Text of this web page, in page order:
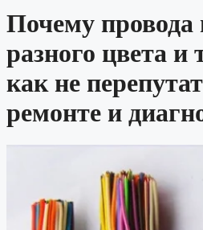
Почему
разного цвета
как не
ремонте и